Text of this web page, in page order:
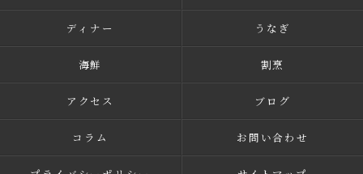
ディナー うなぎ
海鮮 割烹
アクセス ブログ
コラム お問い合わせ